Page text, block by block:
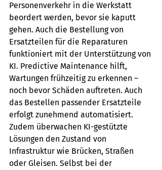
Personenverkehr in die Werkstatt
beordert werden, bevor sie kaputt
gehen. Auch die Bestellung von
Ersatzteilen für die Reparaturen
funktioniert mit der Unterstützung von
KI. Predictive Maintenance hilft,
Wartungen frühzeitig zu erkennen –
noch bevor Schäden auftreten. Auch
das Bestellen passender Ersatzteile
erfolgt zunehmend automatisiert.
Zudem überwachen KI-gestützte
Lösungen den Zustand von
Infrastruktur wie Brücken, Straßen
oder Gleisen. Selbst bei der